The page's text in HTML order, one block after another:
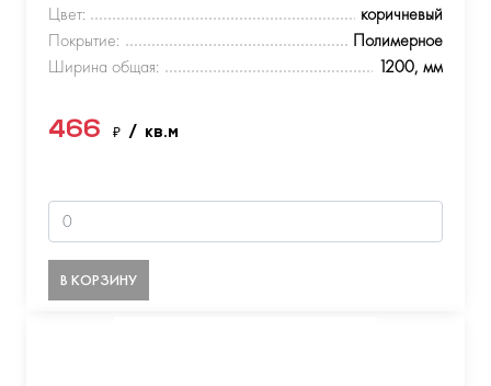
Цвет:
коричневый
Покрытие:
Полимерное
Ширина общая:
1200, мм
466 ₽ / кв.м
В КОРЗИНУ